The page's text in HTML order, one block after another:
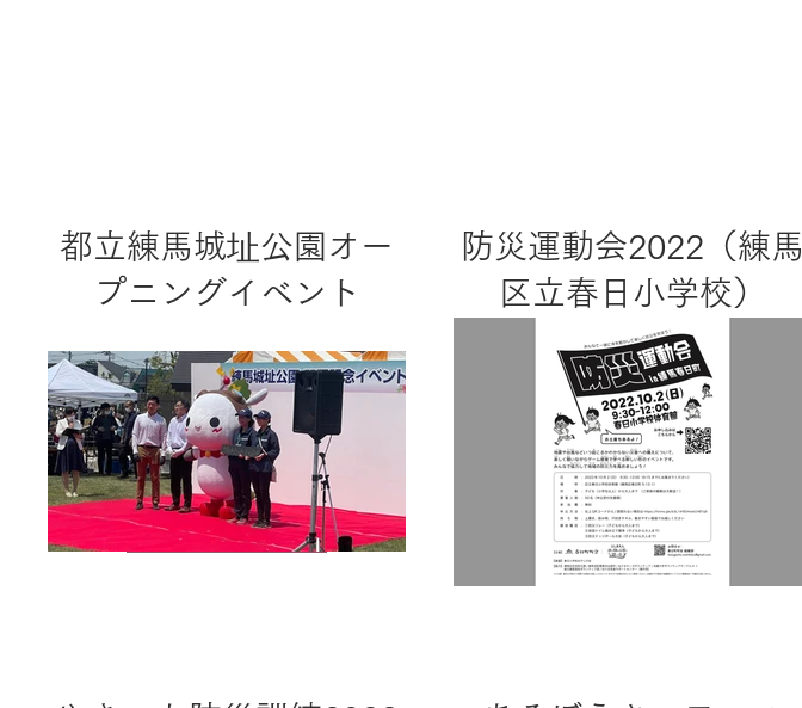
都立練馬城址公園オー
プニングイベント
防災運動会2022（練馬
区立春日小学校）